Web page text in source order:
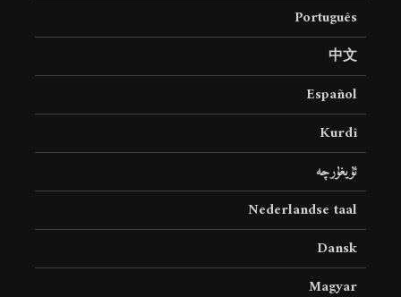
Português
中文
Español
Kurdî
ئۇيغۇرچە
Nederlandse taal
Dansk
Magyar